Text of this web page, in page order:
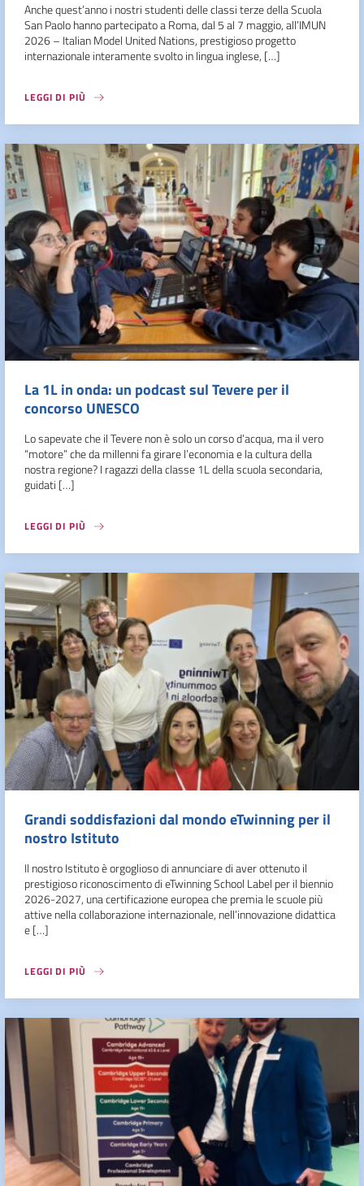
Anche quest’anno i nostri studenti delle classi terze della Scuola
San Paolo hanno partecipato a Roma, dal 5 al 7 maggio, all’IMUN
2026 – Italian Model United Nations, prestigioso progetto
internazionale interamente svolto in lingua inglese, […]
LEGGI DI PIÙ
La 1L in onda: un podcast sul Tevere per il
concorso UNESCO
Lo sapevate che il Tevere non è solo un corso d’acqua, ma il vero
“motore” che da millenni fa girare l’economia e la cultura della
nostra regione? I ragazzi della classe 1L della scuola secondaria,
guidati […]
LEGGI DI PIÙ
Grandi soddisfazioni dal mondo eTwinning per il
nostro Istituto
Il nostro Istituto è orgoglioso di annunciare di aver ottenuto il
prestigioso riconoscimento di eTwinning School Label per il biennio
2026-2027, una certificazione europea che premia le scuole più
attive nella collaborazione internazionale, nell’innovazione didattica
e […]
LEGGI DI PIÙ